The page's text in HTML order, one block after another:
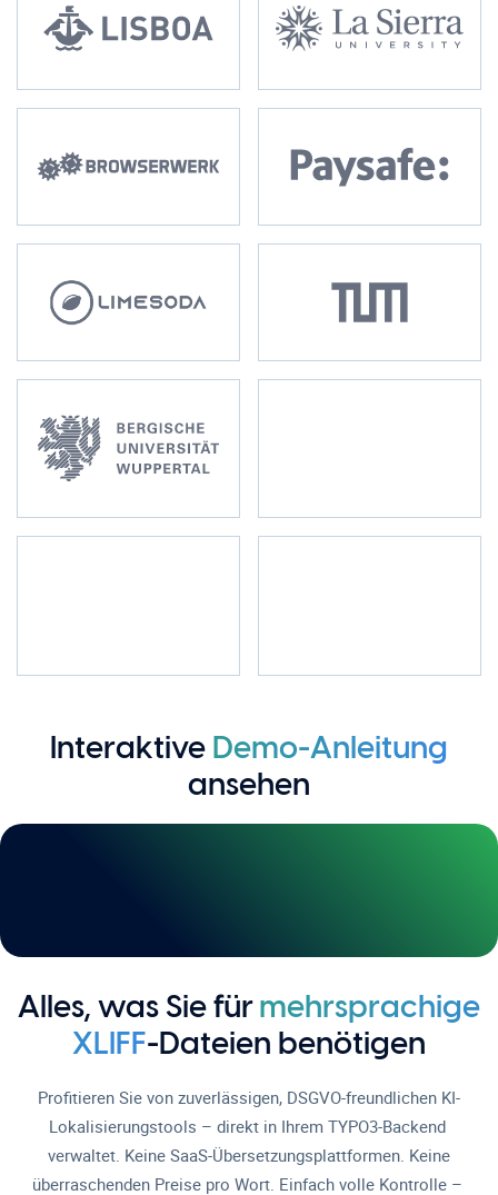
Interaktive Demo-Anleitung
ansehen
Alles, was Sie für mehrsprachige
XLIFF-Dateien benötigen
Profitieren Sie von zuverlässigen, DSGVO-freundlichen KI-
Lokalisierungstools – direkt in Ihrem TYPO3-Backend
verwaltet. Keine SaaS-Übersetzungsplattformen. Keine
überraschenden Preise pro Wort. Einfach volle Kontrolle –